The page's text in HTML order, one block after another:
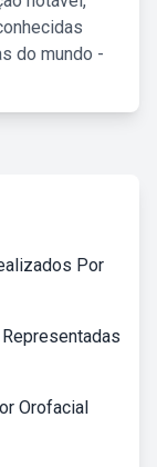
do mundo -
Por
Orofacial